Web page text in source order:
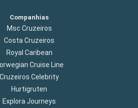
Companhias
Msc Cruzeiros
Costa Cruzeiros
Royal Caribean
Cruise Line
Cruzeiros Celebrity
Hurtigruten
Explora Journeys